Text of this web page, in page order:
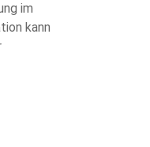
im
kann